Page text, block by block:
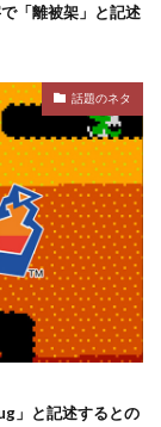
「離被架」と記述
話題のネタ
」と記述するとの